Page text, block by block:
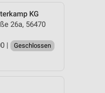
KG
26a, 56470
|
Geschlossen